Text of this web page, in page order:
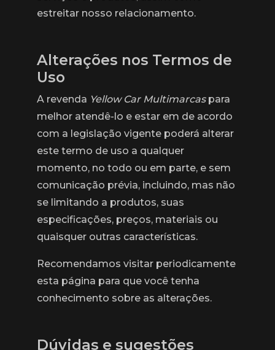
estreitar nosso relacionamento.
Alterações nos Termos de
Uso
A revenda Yellow Car Multimarcaspara
melhor atendê-lo e estar em de acordo
com a legislação vigente poderá alterar
este termo de uso a qualquer
momento, no todo ou em parte, e sem
comunicação prévia, incluindo, mas não
se limitando a produtos, suas
especificações, preços, materiais ou
quaisquer outras características.
Recomendamos visitar periodicamente
esta página para que você tenha
conhecimento sobre as alterações.
Dúvidas e sugestões